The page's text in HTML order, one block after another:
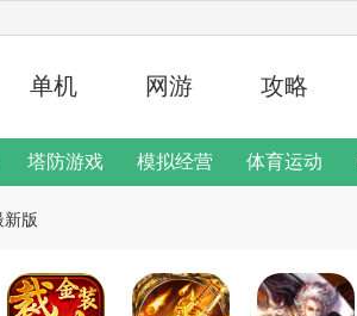
单机 网游 攻略
塔防游戏 模拟经营 体育运动
版